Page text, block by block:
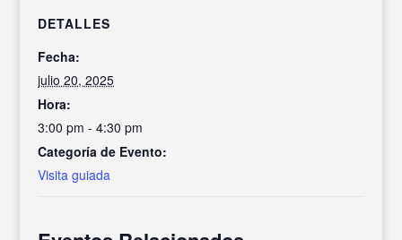
DETALLES
Fecha:
julio 20, 2025
Hora:
3:00 pm - 4:30 pm
Categoría de Evento:
Visita guiada